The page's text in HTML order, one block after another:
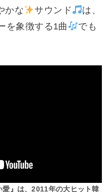
かな
サウンド
は、
を象徴する1曲
でも
』は、2011年の大ヒット韓